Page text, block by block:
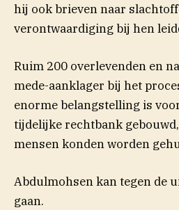
hij ook brieven naar
verontwaardiging bij hen
Ruim 200 overlevenden en
mede-aanklager bij het
enorme belangstelling is
tijdelijke rechtbank
mensen konden worden
Abdulmohsen kan tegen de
gaan.